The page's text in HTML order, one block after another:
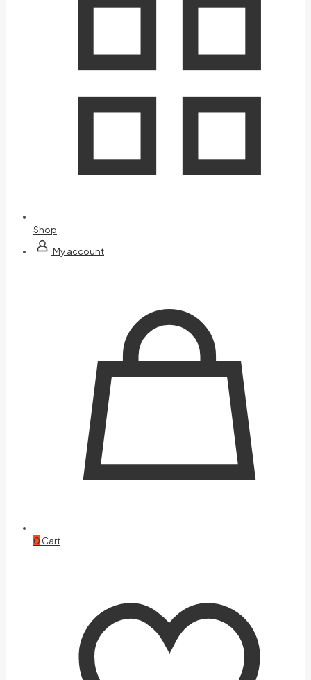
Shop
My account
0 Cart